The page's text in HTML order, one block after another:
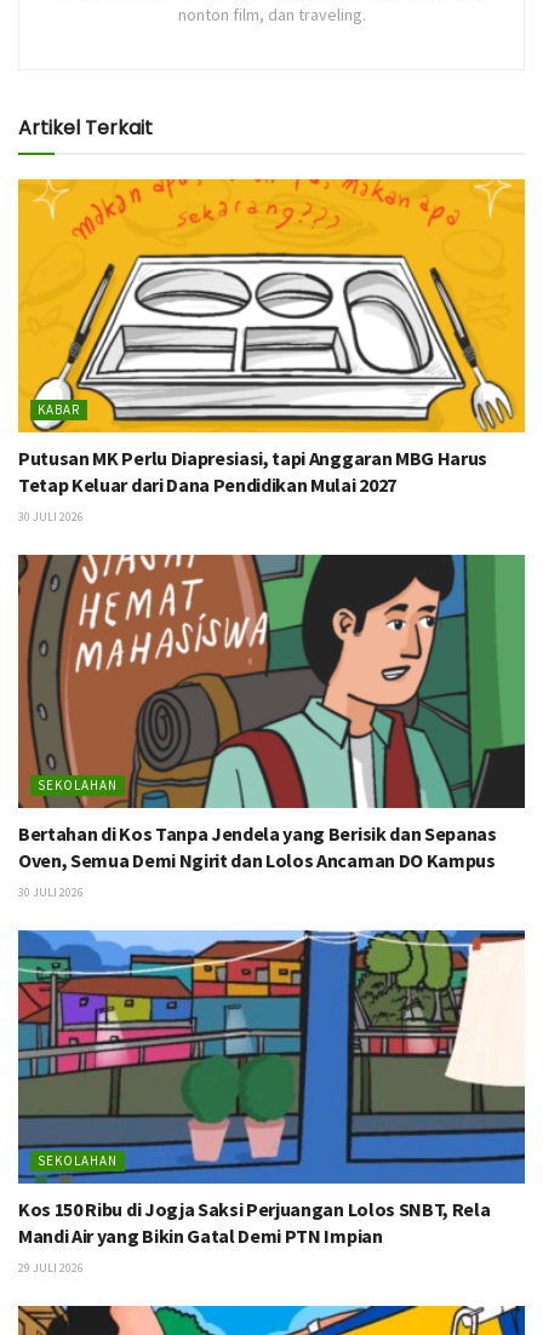
nonton film, dan traveling.
Artikel Terkait
KABAR
Putusan MK Perlu Diapresiasi, tapi Anggaran MBG Harus
Tetap Keluar dari Dana Pendidikan Mulai 2027
30 JULI 2026
SEKOLAHAN
Bertahan di Kos Tanpa Jendela yang Berisik dan Sepanas
Oven, Semua Demi Ngirit dan Lolos Ancaman DO Kampus
30 JULI 2026
SEKOLAHAN
Kos 150 Ribu di Jogja Saksi Perjuangan Lolos SNBT, Rela
Mandi Air yang Bikin Gatal Demi PTN Impian
29 JULI 2026